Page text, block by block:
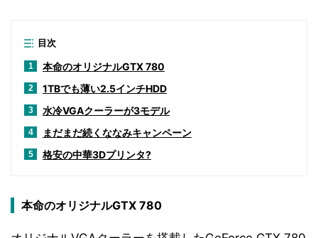
目次
1 本命のオリジナルGTX 780
2 1TBでも薄い2.5インチHDD
3 水冷VGAクーラーが3モデル
4 まだまだ続くななみキャンペーン
5 格安の中華3Dプリンタ?
本命のオリジナルGTX 780